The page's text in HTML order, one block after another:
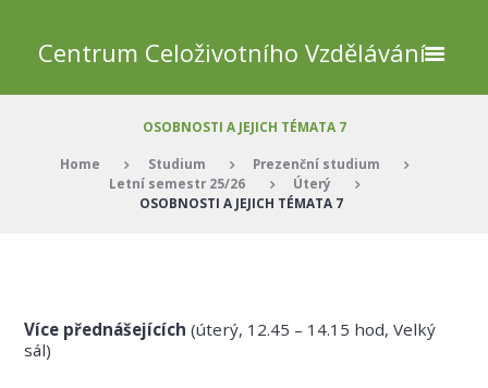
Centrum Celoživotního Vzdělávání
OSOBNOSTI A JEJICH TÉMATA 7
Home Studium
Prezenční studium
Letní semestr 25/26
Úterý
OSOBNOSTI A JEJICH TÉMATA 7
Více přednášejících(úterý, 12.45 – 14.15 hod, Velký
sál)